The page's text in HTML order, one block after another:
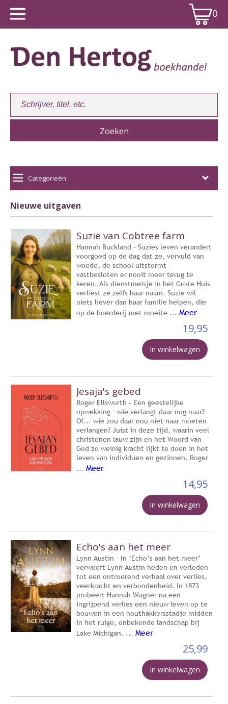
0
Winkelwagen:
Categorieën
Nieuwe uitgaven
Suzie van Cobtree farm
Hannah Buckland - Suzies leven verandert
voorgoed op de dag dat ze, vervuld van
woede, de school uitstormt -
vastbesloten er nooit meer terug te
keren. Als dienstmeisje in het Grote Huis
verliest ze zelfs haar naam. Suzie wil
niets liever dan haar familie helpen, die
op de boerderij met moeite ... Meer
19,95
In winkelwagen
Jesaja's gebed
Roger Ellsworth - Een geestelijke
opwekking – wie verlangt daar nog naar?
Of... wie zou daar nou niet naar moeten
verlangen? Juist in deze tijd, waarin veel
christenen lauw zijn en het Woord van
God zo weinig kracht lijkt te doen in het
leven van individuen en gezinnen. Roger
... Meer
14,95
In winkelwagen
Echo's aan het meer
Lynn Austin - In ‘Echo’s aan het meer’
verweeft Lynn Austin heden en verleden
tot een ontroerend verhaal over verlies,
veerkracht en verbondenheid. In 1873
probeert Hannah Wagner na een
ingrijpend verlies een nieuw leven op te
bouwen in een houthakkersstadje midden
in het ruige, onbekende landschap bij
Lake Michigan. ... Meer
25,99
In winkelwagen